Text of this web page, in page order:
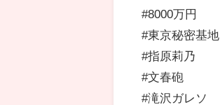
#8000万円
#東京秘密基地
#指原莉乃
#文春砲
#滝沢ガレソ